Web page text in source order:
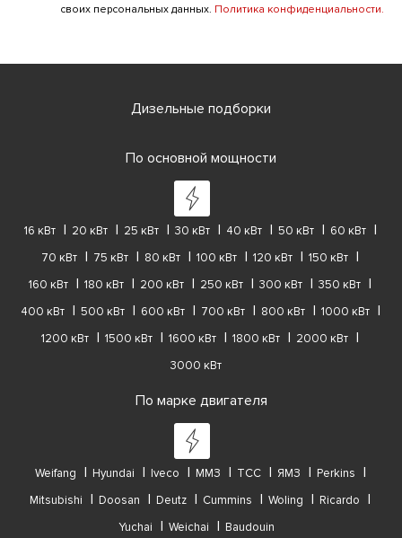
своих персональных данных. Политика конфиденциальности.
Дизельные подборки
По основной мощности
16 кВт 20 кВт 25 кВт 30 кВт 40 кВт 50 кВт
60 кВт
70 кВт
75 кВт 80 кВт 100 кВт 120 кВт
150 кВт
160 кВт
180 кВт 200 кВт 250 кВт 300 кВт
350 кВт
400 кВт
500 кВт 600 кВт 700 кВт 800 кВт
1000 кВт
1200 кВт
1500 кВт 1600 кВт 1800 кВт
2000 кВт
3000 кВт
По марке двигателя
Weifang Hyundai Iveco ММЗ ТСС ЯМЗ
Perkins
Mitsubishi
Doosan Deutz Cummins Woling
Ricardo
Yuchai
Weichai Baudouin